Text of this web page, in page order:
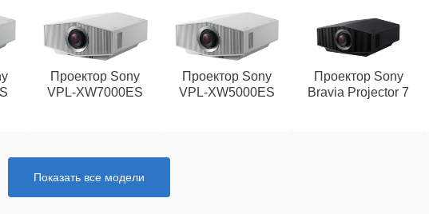
Проектор Sony
VPL‑XW7000ES
Проектор Sony
VPL‑XW5000ES
Проектор Sony
Bravia Projector 7
Показать все модели